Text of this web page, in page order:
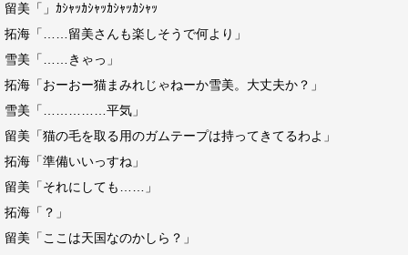
留美「」ｶｼｬｯｶｼｬｯｶｼｬｯｶｼｬｯ
拓海「……留美さんも楽しそうで何より」
雪美「……きゃっ」
拓海「おーおー猫まみれじゃねーか雪美。大丈夫か？」
雪美「……………平気」
留美「猫の毛を取る用のガムテープは持ってきてるわよ」
拓海「準備いいっすね」
留美「それにしても……」
拓海「？」
留美「ここは天国なのかしら？」